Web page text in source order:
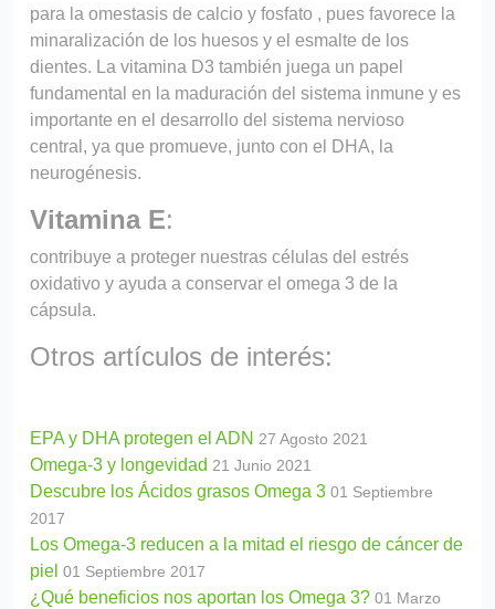
para la omestasis de calcio y fosfato , pues favorece la
minaralización de los huesos y el esmalte de los
dientes. La vitamina D3 también juega un papel
fundamental en la maduración del sistema inmune y es
importante en el desarrollo del sistema nervioso
central, ya que promueve, junto con el DHA, la
neurogénesis.
Vitamina E:
contribuye a proteger nuestras células del estrés
oxidativo y ayuda a conservar el omega 3 de la
cápsula.
Otros artículos de interés:
EPA y DHA protegen el ADN 27 Agosto 2021
Omega-3 y longevidad 21 Junio 2021
Descubre los Ácidos grasos Omega 3 01 Septiembre
2017
Los Omega-3 reducen a la mitad el riesgo de cáncer de
piel 01 Septiembre 2017
¿Qué beneficios nos aportan los Omega 3? 01 Marzo